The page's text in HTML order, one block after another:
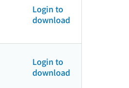
Login to
download
Login to
download